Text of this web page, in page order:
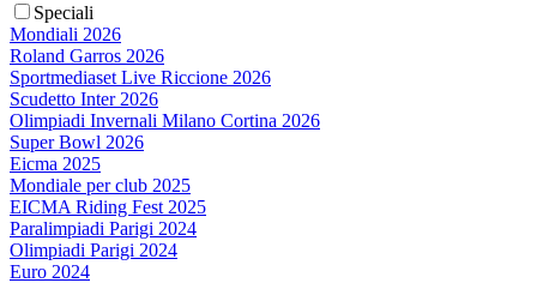
Speciali
Mondiali 2026
Roland Garros 2026
Sportmediaset Live Riccione 2026
Scudetto Inter 2026
Olimpiadi Invernali Milano Cortina 2026
Super Bowl 2026
Eicma 2025
Mondiale per club 2025
EICMA Riding Fest 2025
Paralimpiadi Parigi 2024
Olimpiadi Parigi 2024
Euro 2024